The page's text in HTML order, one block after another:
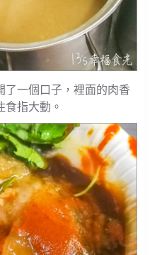
了一個口子，裡面的肉香
食指大動。